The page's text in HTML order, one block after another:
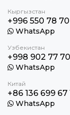
Кыргызстан
+996 550 78 70
WhatsApp
Узбекистан
+998 902 77
WhatsApp
Китай
+86 136 699 67
WhatsApp